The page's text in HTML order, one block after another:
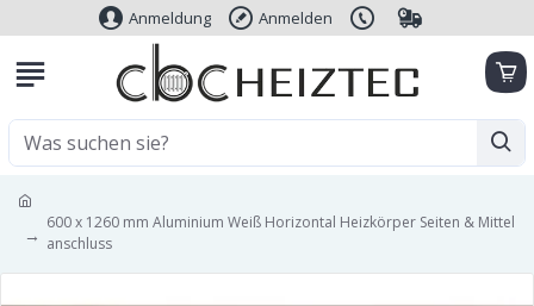
Anmeldung Anmelden
600 x 1260 mm Aluminium Weiß Horizontal Heizkörper Seiten & Mittel
anschluss